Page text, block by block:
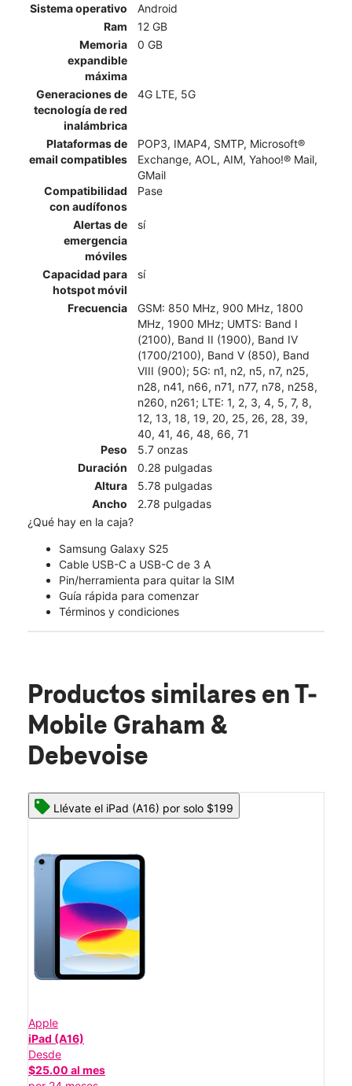
Sistema operativo
Android
Ram
12 GB
Memoria
expandible
máxima
0 GB
Generaciones de
tecnología de red
inalámbrica
4G LTE, 5G
Plataformas de
email compatibles
POP3, IMAP4, SMTP, Microsoft®
Exchange, AOL, AIM, Yahoo!® Mail,
GMail
Compatibilidad
con audífonos
Pase
Alertas de
emergencia
móviles
sí
Capacidad para
hotspot móvil
sí
Frecuencia
GSM: 850 MHz, 900 MHz, 1800
MHz, 1900 MHz; UMTS: Band I
(2100), Band II (1900), Band IV
(1700/2100), Band V (850), Band
VIII (900); 5G: n1, n2, n5, n7, n25,
n28, n41, n66, n71, n77, n78, n258,
n260, n261; LTE: 1, 2, 3, 4, 5, 7, 8,
12, 13, 18, 19, 20, 25, 26, 28, 39,
40, 41, 46, 48, 66, 71
Peso
5.7 onzas
Duración
0.28 pulgadas
Altura
5.78 pulgadas
Ancho
2.78 pulgadas
¿Qué hay en la caja?
Samsung Galaxy S25
Cable USB-C a USB-C de 3 A
Pin/herramienta para quitar la SIM
Guía rápida para comenzar
Términos y condiciones
Productos similares en T-
Mobile Graham &
Debevoise
Llévate el iPad (A16) por solo $199
Apple
iPad (A16)
Desde
$25.00 al mes